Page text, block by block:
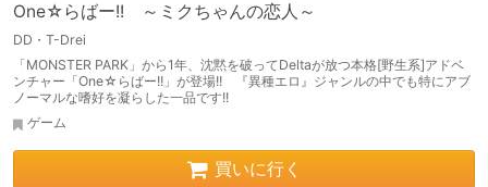
One☆らばー!! ～ミクちゃんの恋人～
DD・T-Drei
「MONSTER PARK」から1年、沈黙を破ってDeltaが放つ本格[野生系]アドベ
ンチャー「One☆らばー!!」が登場!! 『異種エロ』ジャンルの中でも特にアブ
ノーマルな嗜好を凝らした一品です!!
ゲーム
買いに行く